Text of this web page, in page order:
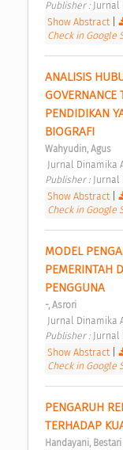
Publisher : Jurnal
Show Abstract|
Check in Google
ANALISIS
GOVERNANCE
PENDIDIKAN
BIOGRAFI
Wahyudin, Agus
Jurnal Dinamika
Publisher : Jurnal
Show Abstract|
Check in Google
MODEL
PEMERINTAH
PENGGUNA
-, Asrori
Jurnal Dinamika
Publisher : Jurnal
Show Abstract|
Check in Google
PENGARUH
TERHADAP
Handayani,